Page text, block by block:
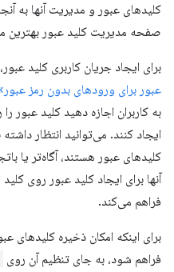
کلیدهای عبور و مدیریت آنها به
صفحه مدیریت کلید عبور بهترین
برای ایجاد جریان کاربری کلید
عبور برای ورودهای بدون رمز
به کاربران اجازه دهید کلید
ایجاد کنند. می‌توانید انتظار
کلیدهای عبور هستند، آگاه‌تر یا
آنها برای ایجاد کلید عبور روی
فراهم می‌کند.
برای اینکه امکان ذخیره کلیدهای
فراهم شود، به جای تنظیم آن روی